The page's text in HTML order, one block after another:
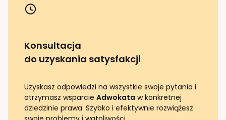
Konsultacja
do uzyskania satysfakcji
Uzyskasz odpowiedzi na wszystkie swoje pytania i
otrzymasz wsparcie Adwokata w konkretnej
dziedzinie prawa. Szybko i efektywnie rozwiążesz